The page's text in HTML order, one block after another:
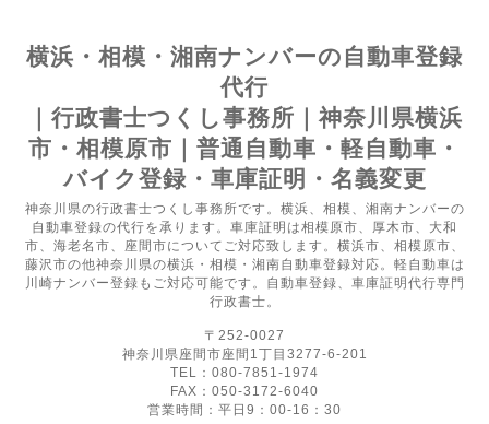
横浜・相模・湘南ナンバーの自動車登録
代行
｜行政書士つくし事務所｜神奈川県横浜
市・相模原市｜普通自動車・軽自動車・
バイク登録・車庫証明・名義変更
神奈川県の行政書士つくし事務所です。横浜、相模、湘南ナンバーの
自動車登録の代行を承ります。車庫証明は相模原市、厚木市、大和
市、海老名市、座間市についてご対応致します。横浜市、相模原市、
藤沢市の他神奈川県の横浜・相模・湘南自動車登録対応。軽自動車は
川崎ナンバー登録もご対応可能です。自動車登録、車庫証明代行専門
行政書士。
〒252-0027
神奈川県座間市座間1丁目3277-6-201
TEL：080-7851-1974
FAX：050-3172-6040
営業時間：平日9：00-16：30